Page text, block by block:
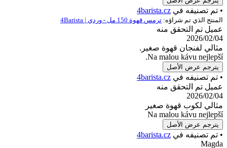
4barista.cz
ترمس قهوة 150 مل - وردي | 4Barista
منه
صغير.
Na
4barista.cz
منه
صغير
Na
4barista.cz